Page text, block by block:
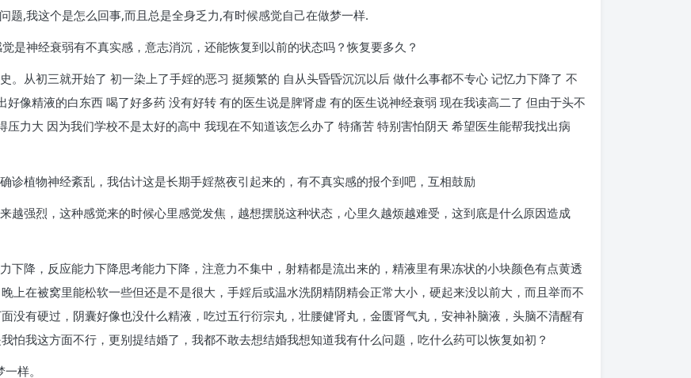
题,我这个是怎么回事,而且总是全身乏力,有时候感觉自己在做梦一样.
是神经衰弱有不真实感，意志消沉，还能恢复到以前的状态吗？恢复要多久？
。从初三就开始了 初一染上了手婬的恶习 挺频繁的 自从头昏昏沉沉以后 做什么事都不专心 记忆力下降了 不
像精液的白东西 喝了好多药 没有好转 有的医生说是脾肾虚 有的医生说神经衰弱 现在我读高二了 但由于头不
力大 因为我们学校不是太好的高中 我现在不知道该怎么办了 特痛苦 特别害怕阴天 希望医生能帮我找出病
诊植物神经紊乱，我估计这是长期手婬熬夜引起来的，有不真实感的报个到吧，互相鼓励
越强烈，这种感觉来的时候心里感觉发焦，越想摆脱这种状态，心里久越烦越难受，这到底是什么原因造成
下降，反应能力下降思考能力下降，注意力不集中，射精都是流出来的，精液里有果冻状的小块颜色有点黄透
上在被窝里能松软一些但还是不是很大，手婬后或温水洗阴精阴精会正常大小，硬起来没以前大，而且举而不
没有硬过，阴囊好像也没什么精液，吃过五行衍宗丸，壮腰健肾丸，金匮肾气丸，安神补脑液，头脑不清醒有
怕我这方面不行，更别提结婚了，我都不敢去想结婚我想知道我有什么问题，吃什么药可以恢复如初？
样。